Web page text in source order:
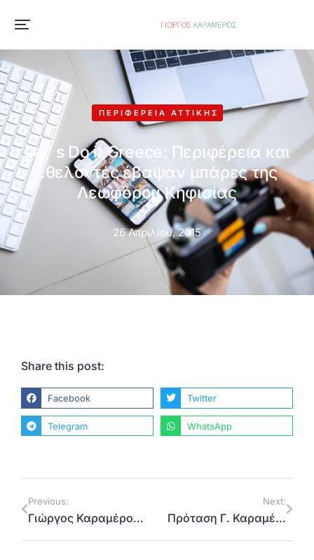
ΠΕΡΙΦΈΡΕΙΑ ΑΤΤΙΚΉΣ
Let’ s Do it Greece: Περιφέρεια και
εθελοντές έβαψαν μπάρες της
Λεωφόρου Κηφισίας
26 Απριλίου, 2015
Share this post:
Facebook Twitter
Telegram WhatsApp
Previous:
Γιώργος Καραμέρος: Άδωνι έκανες γαργάρα τη σύλληψη Μπόμπολα για τη λίστα Λαγκάρντ
Next:
Πρόταση Γ. Καραμέρου για διαρκή έκθεση Αφίσας για την Οδική Ασφάλεια στους χώρους εξέτασης υποψηφίων οδηγών